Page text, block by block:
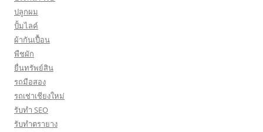
ปลูกผม
ปั้มไลค์
ผ้ากันเปื้อน
พืชผัก
ยื่นทรัพย์สิน
รถมือสอง
รถเช่าเชียงใหม่
รับทำ SEO
รับทำตรายาง